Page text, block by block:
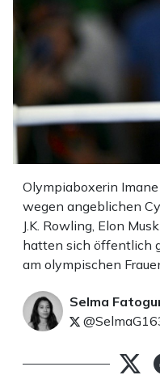
Olympiaboxerin
wegen angeblichen
J.K. Rowling, Elon
hatten sich öffentlich
am olympischen
Selma